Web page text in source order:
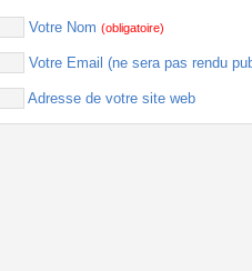
Votre Nom (obligatoire)
Votre Email (ne sera pas rendu
Adresse de votre site web